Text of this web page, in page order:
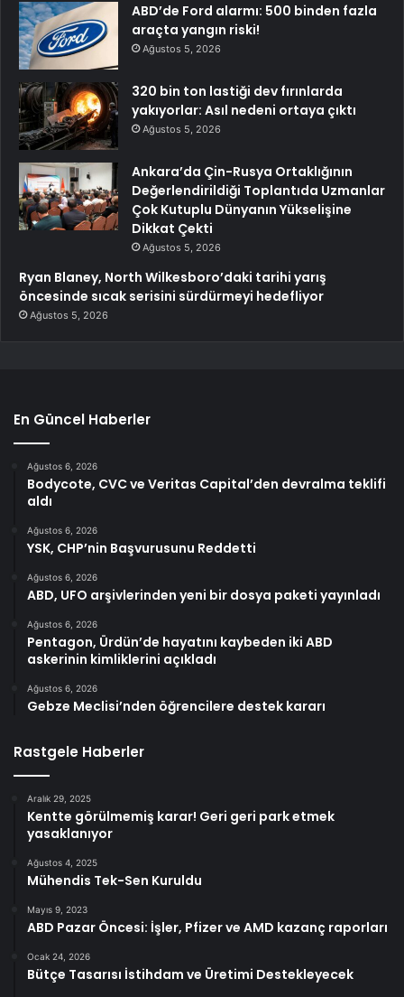
ABD’de Ford alarmı: 500 binden fazla
araçta yangın riski!
Ağustos 5, 2026
320 bin ton lastiği dev fırınlarda
yakıyorlar: Asıl nedeni ortaya çıktı
Ağustos 5, 2026
Ankara’da Çin-Rusya Ortaklığının
Değerlendirildiği Toplantıda Uzmanlar
Çok Kutuplu Dünyanın Yükselişine
Dikkat Çekti
Ağustos 5, 2026
Ryan Blaney, North Wilkesboro’daki tarihi yarış
öncesinde sıcak serisini sürdürmeyi hedefliyor
Ağustos 5, 2026
En Güncel Haberler
Ağustos 6, 2026
Bodycote, CVC ve Veritas Capital’den devralma teklifi
aldı
Ağustos 6, 2026
YSK, CHP’nin Başvurusunu Reddetti
Ağustos 6, 2026
ABD, UFO arşivlerinden yeni bir dosya paketi yayınladı
Ağustos 6, 2026
Pentagon, Ürdün’de hayatını kaybeden iki ABD
askerinin kimliklerini açıkladı
Ağustos 6, 2026
Gebze Meclisi’nden öğrencilere destek kararı
Rastgele Haberler
Aralık 29, 2025
Kentte görülmemiş karar! Geri geri park etmek
yasaklanıyor
Ağustos 4, 2025
Mühendis Tek-Sen Kuruldu
Mayıs 9, 2023
ABD Pazar Öncesi: İşler, Pfizer ve AMD kazanç raporları
Ocak 24, 2026
Bütçe Tasarısı İstihdam ve Üretimi Destekleyecek